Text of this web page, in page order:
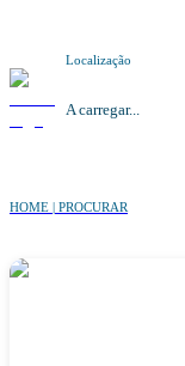
Localização
A carregar...
HOME | PROCURAR